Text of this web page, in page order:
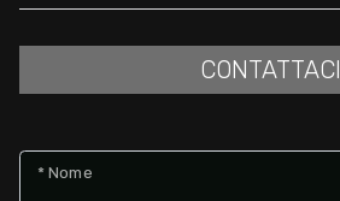
CONTATTACI
* Nome
Balcone/Terrazzo
Arredato